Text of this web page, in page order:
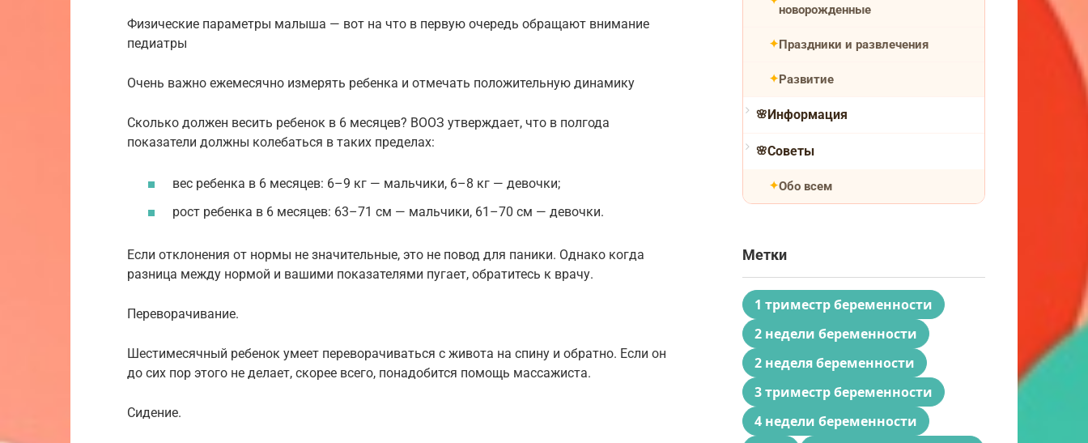
Физические параметры малыша — вот на что в первую очередь обращают внимание
педиатры
Очень важно ежемесячно измерять ребенка и отмечать положительную динамику
Сколько должен весить ребенок в 6 месяцев? ВООЗ утверждает, что в полгода
показатели должны колебаться в таких пределах:
вес ребенка в 6 месяцев: 6–9 кг — мальчики, 6–8 кг — девочки;
рост ребенка в 6 месяцев: 63–71 см — мальчики, 61–70 см — девочки.
Если отклонения от нормы не значительные, это не повод для паники. Однако когда
разница между нормой и вашими показателями пугает, обратитесь к врачу.
Переворачивание.
Шестимесячный ребенок умеет переворачиваться с живота на спину и обратно. Если он
до сих пор этого не делает, скорее всего, понадобится помощь массажиста.
Сидение.
новорожденные
Праздники и развлечения
Развитие
Информация
Советы
Обо всем
Метки
1 триместр беременности
2 недели беременности
2 неделя беременности
3 триместр беременности
4 недели беременности